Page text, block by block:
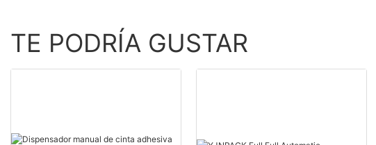
TE PODRÍA GUSTAR